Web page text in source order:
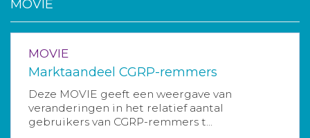
MOVIE
MOVIE
Marktaandeel CGRP-remmers
Deze MOVIE geeft een weergave van
veranderingen in het relatief aantal
gebruikers van CGRP-remmers t...